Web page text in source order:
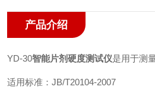
产品介绍
YD-30智能片剂硬度测试仪是用于测
适用标准：JB/T20104-2007